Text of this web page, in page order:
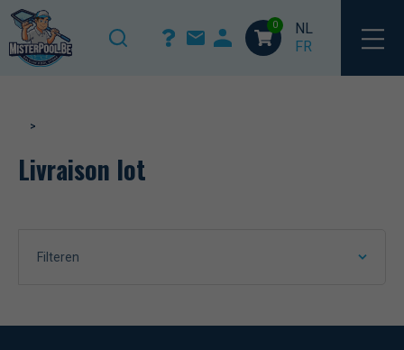
0
NL
FR
Home/ Product verzendklassen / Livraison lot
>
Livraison lot
Filteren